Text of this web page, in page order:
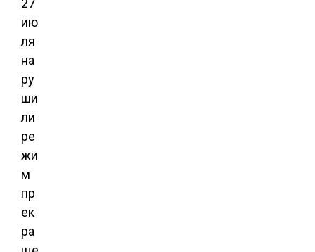
27
ию
ля
на
ру
ши
ли
ре
жи
м
пр
ек
ра